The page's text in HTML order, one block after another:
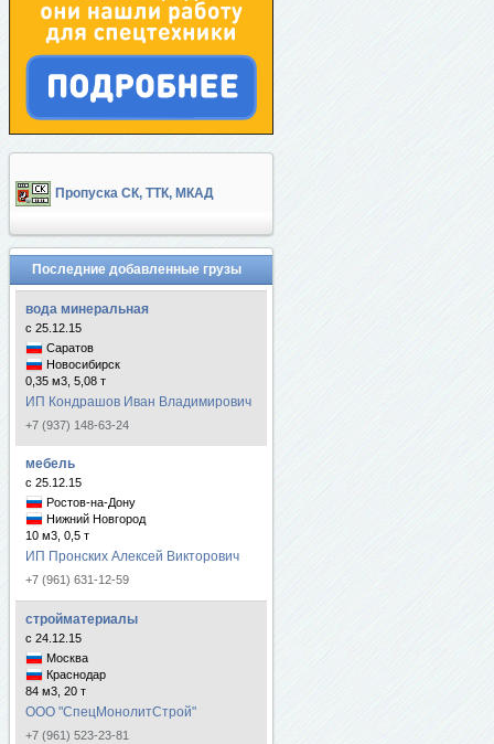
Пропуска СК, ТТК, МКАД
Последние добавленные грузы
вода минеральная
с 25.12.15
Саратов
Новосибирск
0,35 м3, 5,08 т
ИП Кондрашов Иван Владимирович
+7 (937) 148-63-24
мебель
с 25.12.15
Ростов-на-Дону
Нижний Новгород
10 м3, 0,5 т
ИП Пронских Алексей Викторович
+7 (961) 631-12-59
стройматериалы
с 24.12.15
Москва
Краснодар
84 м3, 20 т
ООО "СпецМонолитСтрой"
+7 (961) 523-23-81